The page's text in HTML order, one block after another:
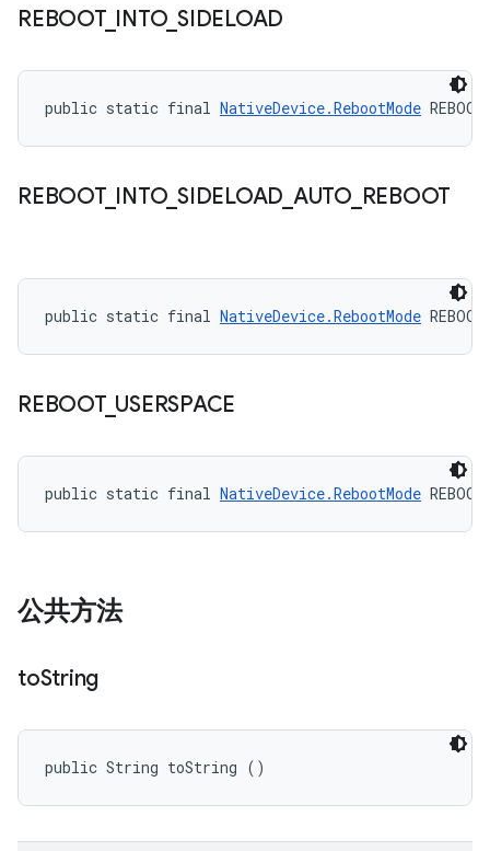
REBOOT_ INTO_ SIDELOAD
public static final NativeDevice.RebootMode
REBOOT_ INTO_ SIDELOAD AUTO_ REBOOT
public static final NativeDevice.RebootMode
REBOOT_ USERSPACE
public static final NativeDevice.RebootMode
公共方法
toString
public String toString ()